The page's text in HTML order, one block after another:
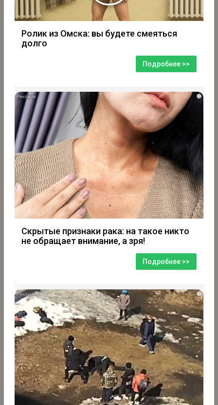
Ролик из Омска: вы будете смеяться
долго
Подробнее >>
i
Скрытые признаки рака: на такое никто
не обращает внимание, а зря!
Подробнее >>
i